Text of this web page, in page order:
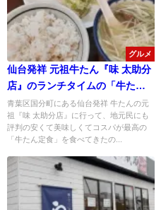
グルメ
仙台発祥 元祖牛たん『味 太助分
店』のランチタイムの「牛たん
定食」が安くて旨くてコスパ最
高！
青葉区国分町にある仙台発祥 牛たんの元
祖『味 太助分店』に行って、地元民にも
評判の安くて美味しくてコスパが最高の
「牛たん定食」を食べてきたの...